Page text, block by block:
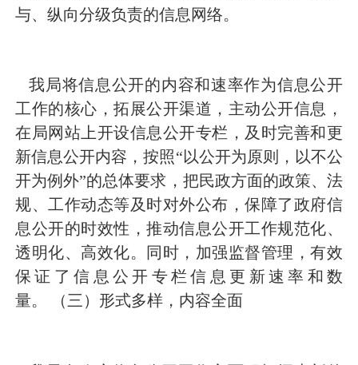
与、纵向分级负责的信息网络。
我局将信息公开的内容和速率作为信息公开
工作的核心，拓展公开渠道，主动公开信息，
在局网站上开设信息公开专栏，及时完善和更
新信息公开内容，按照“以公开为原则，以不公
开为例外”的总体要求，把民政方面的政策、法
规、工作动态等及时对外公布，保障了政府信
息公开的时效性，推动信息公开工作规范化、
透明化、高效化。同时， 加强监督管理，有效
保证了信息公开专栏信息更新速率和数
量。
（三）形式多样，内容全面